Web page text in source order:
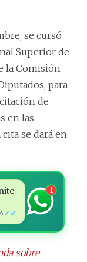
se cursó
Superior de
la Comisión
para
de
en las
se dará en
✓✓
1
sobre